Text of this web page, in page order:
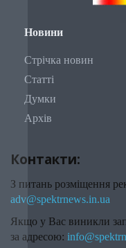
Новини
Стрічка новин
Статті
Думки
Архів
Контакти:
З питань розміщення
adv@spektrnews.in.ua
Якщо у Вас виникли
за адресою: